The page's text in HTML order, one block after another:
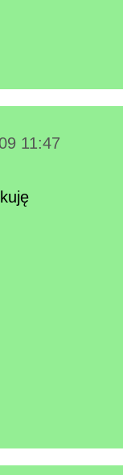
11:47